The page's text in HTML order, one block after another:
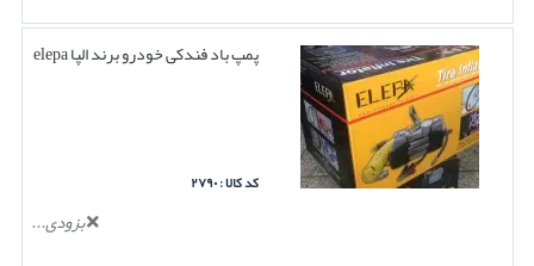
پمپ باد فندکی خودرو برند الپا elepa
کد کالا : ۲۷۹۰
بزودی...